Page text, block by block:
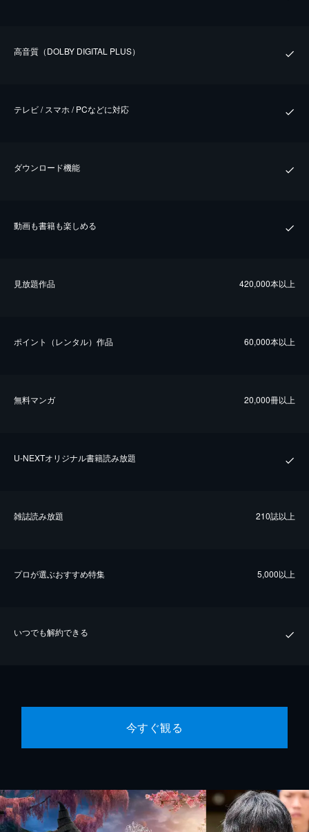
⾼⾳質（DOLBY DIGITAL PLUS）
テレビ / スマホ / PCなどに対応
ダウンロード機能
動画も書籍も楽しめる
⾒放題作品 420,000本以上
ポイント（レンタル）作品 60,000本以上
無料マンガ 20,000冊以上
U-NEXTオリジナル書籍読み放題
雑誌読み放題 210誌以上
プロが選ぶおすすめ特集 5,000以上
いつでも解約できる
今すぐ観る